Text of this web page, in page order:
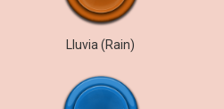
Lluvia (Rain)